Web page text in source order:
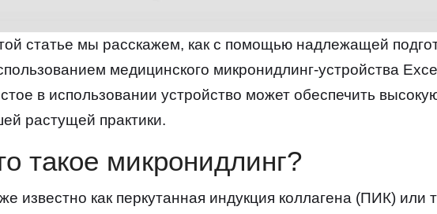
статье мы расскажем, как с помощью надлежащей
медицинского микронидлинг-устройства
в использовании устройство может обеспечить
растущей практики.
такое микронидлинг?
известно как перкутанная индукция коллагена (ПИК) или